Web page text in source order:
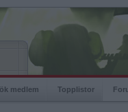
medlem Topplistor